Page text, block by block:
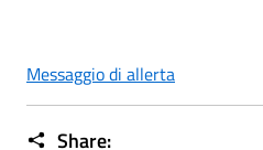
Messaggio di allerta
Share: